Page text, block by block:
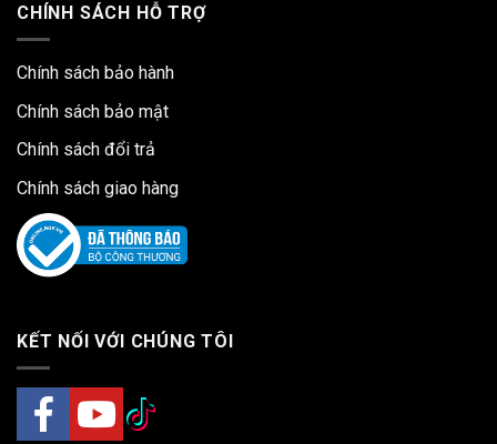
CHÍNH SÁCH HỖ TRỢ
Chính sách bảo hành
Chính sách bảo mật
Chính sách đổi trả
Chính sách giao hàng
KẾT NỐI VỚI CHÚNG TÔI